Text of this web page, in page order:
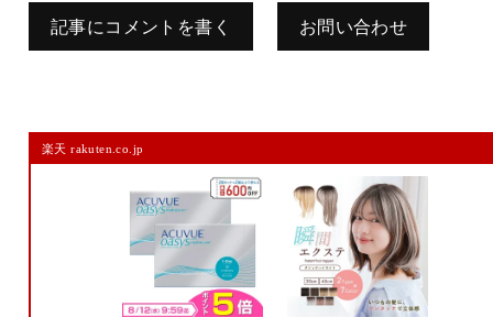
記事にコメントを書く お問い合わせ
メールアドレスは公開されません。
また、コメント欄には、必ず日本語を含めてください（スパム対策）。
楽天 rakuten.co.jp